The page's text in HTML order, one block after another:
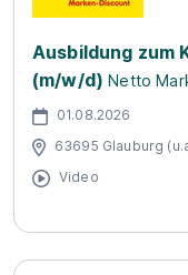
Ausbildung zum
(m/w/d) Netto
01.08.2026
63695 Glauburg
Video